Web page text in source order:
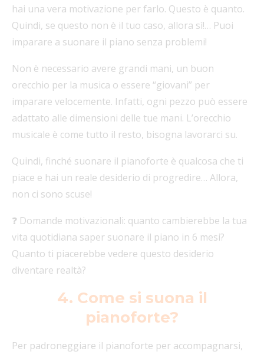
hai una vera motivazione per farlo. Questo è quanto.
Quindi, se questo non è il tuo caso, allora sì!… Puoi
imparare a suonare il piano senza problemi!
Non è necessario avere grandi mani, un buon
orecchio per la musica o essere “giovani” per
imparare velocemente. Infatti, ogni pezzo può essere
adattato alle dimensioni delle tue mani. L’orecchio
musicale è come tutto il resto, bisogna lavorarci su.
Quindi, finché suonare il pianoforte è qualcosa che ti
piace e hai un reale desiderio di progredire… Allora,
non ci sono scuse!
❓ Domande motivazionali: quanto cambierebbe la tua
vita quotidiana saper suonare il piano in 6 mesi?
Quanto ti piacerebbe vedere questo desiderio
diventare realtà?
4. Come si suona il
pianoforte?
Per padroneggiare il pianoforte per accompagnarsi,